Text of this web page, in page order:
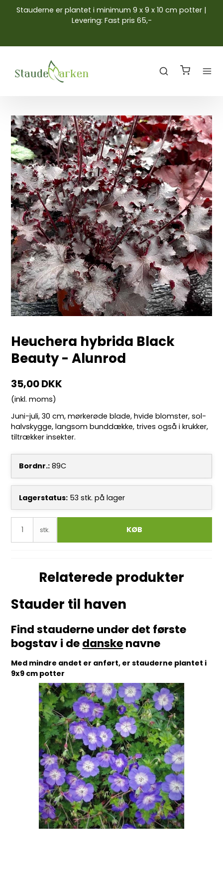
Stauderne er plantet i minimum 9 x 9 x 10 cm potter |
Levering: Fast pris 65,-
Heuchera hybrida Black
Beauty - Alunrod
35,00 DKK
(inkl. moms)
Juni-juli, 30 cm, mørkerøde blade, hvide blomster, sol-
halvskygge, langsom bunddække, trives også i krukker,
tiltrækker insekter.
Bordnr.: 89C
Lagerstatus: 53 stk. på lager
stk. KØB
Relaterede produkter
Stauder til haven
Find stauderne under det første
bogstav i dedanskenavne
Med mindre andet er anført, er stauderne plantet i
9x9 cm potter